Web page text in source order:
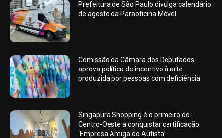
Prefeitura de São Paulo divulga calendário
de agosto da Paraoficina Móvel
Comissão da Câmara dos Deputados
aprova política de incentivo à arte
produzida por pessoas com deficiência
Singapura Shopping é o primeiro do
Centro-Oeste a conquistar certificação
‘Empresa Amiga do Autista’